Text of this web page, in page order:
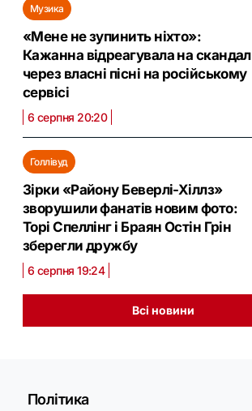
Музика
«Мене не зупинить ніхто»:
Кажанна відреагувала на скандал
через власні пісні на російському
сервісі
6 серпня 20:20
Голлівуд
Зірки «Району Беверлі-Хіллз»
зворушили фанатів новим фото:
Торі Спеллінг і Браян Остін Грін
зберегли дружбу
6 серпня 19:24
Всі новини
Політика